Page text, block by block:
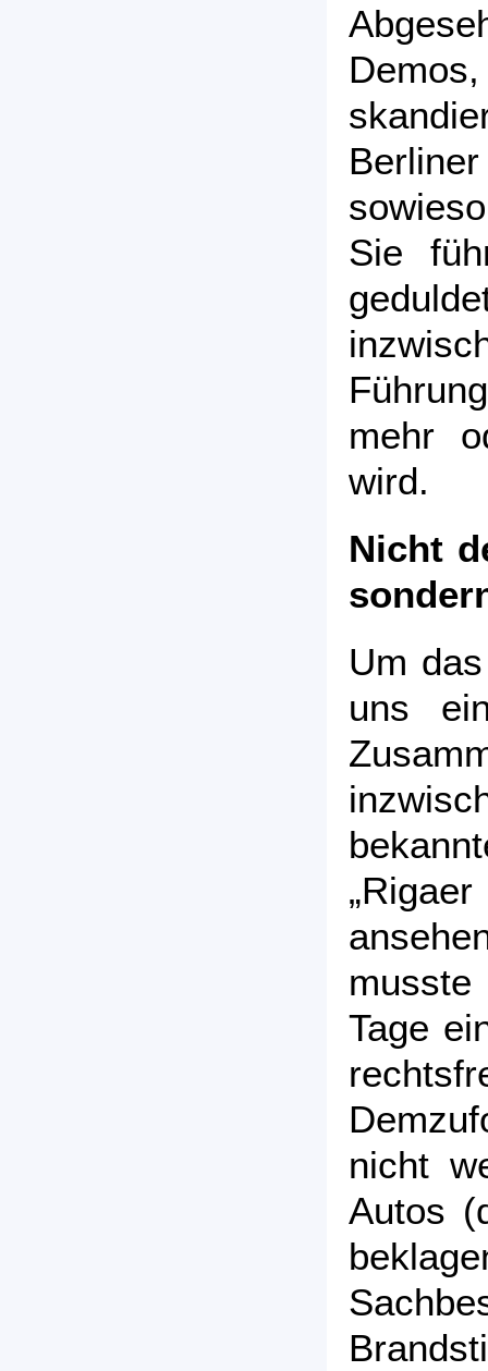
Sie
mehr
wird.
Nicht
Um
uns
Tage
nicht
Autos